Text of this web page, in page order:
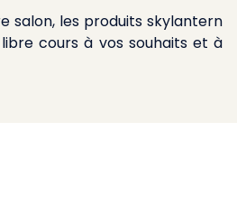
salon, les produits skylantern
cours à vos souhaits et à